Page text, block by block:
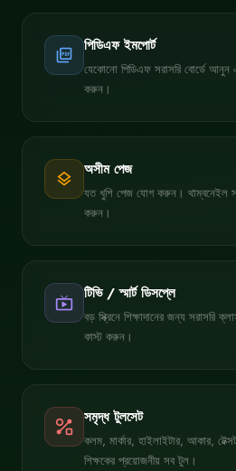
picture_as_pdf পিডিএফ ইমপোর্ট
যেকোনো পিডিএফ সরাসরি বোর্ডে আনুন
করুন।
layers অসীম পেজ
যত খুশি পেজ যোগ করুন। থাম্বনেইল
করুন।
live_tv টিভি / স্মার্ট ডিসপ্লে
বড় স্ক্রিনে শিক্ষাদানের জন্য সরাসরি
কাস্ট করুন।
shape_line সমৃদ্ধ টুলসেট
কলম, মার্কার, হাইলাইটার, আকার,
শিক্ষকের প্রয়োজনীয় সব টুল।